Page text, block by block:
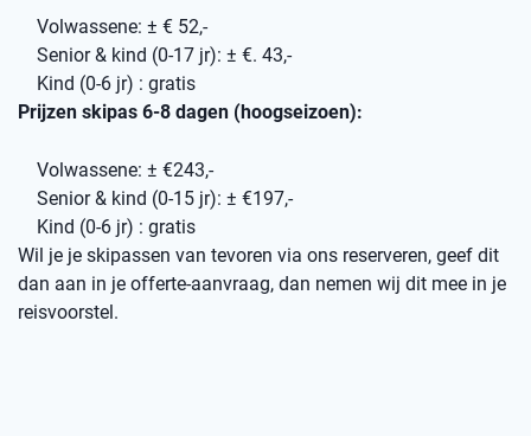
Volwassene: ± € 52,-
Senior & kind (0-17 jr): ± €. 43,-
Kind (0-6 jr) : gratis
Prijzen skipas 6-8 dagen (hoogseizoen):
Volwassene: ± €243,-
Senior & kind (0-15 jr): ± €197,-
Kind (0-6 jr) : gratis
Wil je je skipassen van tevoren via ons reserveren, geef dit
dan aan in je offerte-aanvraag, dan nemen wij dit mee in je
reisvoorstel.